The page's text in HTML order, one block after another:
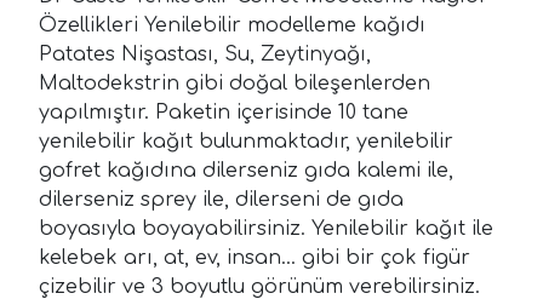
Özellikleri Yenilebilir modelleme kağıdı
Patates Nişastası, Su, Zeytinyağı,
Maltodekstrin gibi doğal bileşenlerden
yapılmıştır. Paketin içerisinde 10 tane
yenilebilir kağıt bulunmaktadır, yenilebilir
gofret kağıdına dilerseniz gıda kalemi ile,
dilerseniz sprey ile, dilerseni de gıda
boyasıyla boyayabilirsiniz. Yenilebilir kağıt ile
kelebek arı, at, ev, insan... gibi bir çok figür
çizebilir ve 3 boyutlu görünüm verebilirsiniz.